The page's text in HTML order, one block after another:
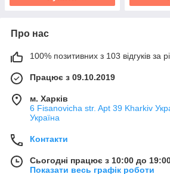
Про нас
100% позитивних з 103 відгуків за
Працює з 09.10.2019
м. Харків
6 Fisanovicha str. Apt 39 Kharkiv
Україна
Контакти
Сьогодні працює з 10:00 до
Показати весь графік роботи